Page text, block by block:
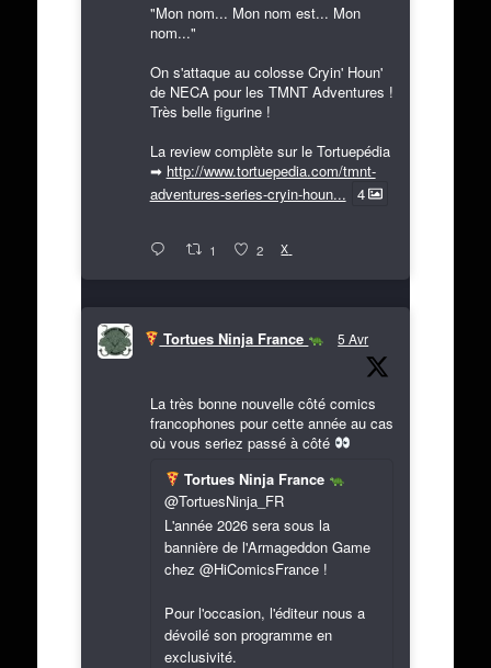
"Mon nom... Mon nom est... Mon
nom..."
On s'attaque au colosse Cryin' Houn'
de NECA pour les TMNT Adventures !
Très belle figurine !
La review complète sur le Tortuepédia
➡ http://www.tortuepedia.com/tmnt-
adventures-series-cryin-houn... 4
1 2 X
Tortues Ninja France 5 Avr
La très bonne nouvelle côté comics
francophones pour cette année au cas
où vous seriez passé à côté
Tortues Ninja France
@TortuesNinja_FR
L'année 2026 sera sous la
bannière de l'Armageddon Game
chez @HiComicsFrance !
Pour l'occasion, l'éditeur nous a
dévoilé son programme en
exclusivité.